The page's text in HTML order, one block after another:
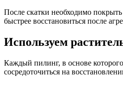
После скатки необходимо
быстрее восстановиться после
Используем
Каждый пилинг, в основе
сосредоточиться на